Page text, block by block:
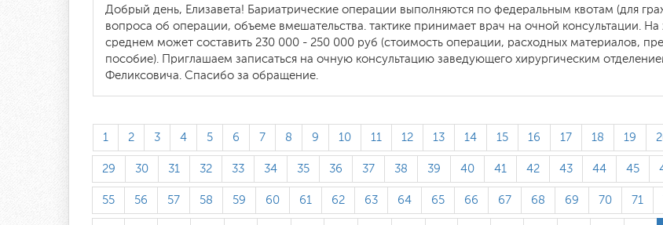
Добрый день, Елизавета! Бариатрические операции выполняются по федеральным квотам (для
вопроса об операции, объеме вмешательства. тактике принимает врач на очной консультации.
среднем может составить 230 000 - 250 000 руб (стоимость операции, расходных материалов,
пособие). Приглашаем записаться на очную консультацию заведующего хирургическим
Феликсовича. Спасибо за обращение.
1 2 3 4 5 6 7 8 9 10 11 12 13 14 15 16 17 18 19
29 30 31 32 33 34 35 36 37 38 39 40 41 42 43 44 45
55 56 57 58 59 60 61 62 63 64 65 66 67 68 69 70 71